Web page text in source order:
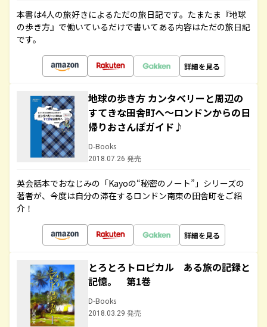
本書は4人の旅好きによるただの旅日記です。たまたま『地球
の歩き方』で働いているだけで書いてある内容はただの旅日記
です。
詳細を見る
地球の歩き方 カンタベリーと周辺の
すてきな田舎町へ～ロンドンからの日
帰りおさんぽガイド♪
D-Books
2018.07.26 発売
英会話本でおなじみの「Kayoの“秘密のノート”」シリーズの
著者が、今度は自分の滞在するロンドン南東の田舎町をご紹
介！
詳細を見る
とろとろトロピカル ある旅の記録と
記憶。 第1巻
D-Books
2018.03.29 発売